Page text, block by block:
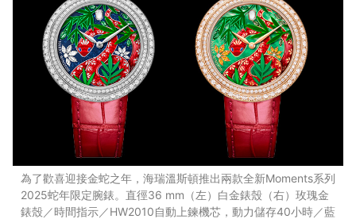
為了歡喜迎接金蛇之年，海瑞溫斯頓推出兩款全新Moments系列
2025蛇年限定腕錶。直徑36 mm（左）白金錶殼（右）玫瑰金
錶殼／時間指示／HW2010自動上鍊機芯，動力儲存40小時／藍